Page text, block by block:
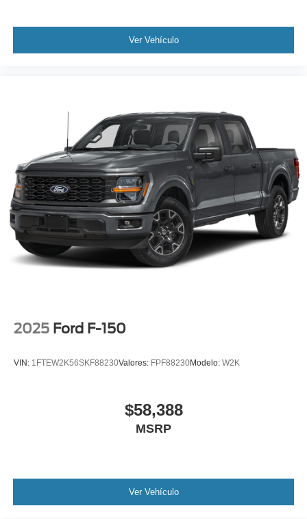
Ver Vehículo
2025 Ford F-150
VIN: 1FTEW2K56SKF88230Valores: FPF88230Modelo: W2K
$58,388
MSRP
Ver Vehículo